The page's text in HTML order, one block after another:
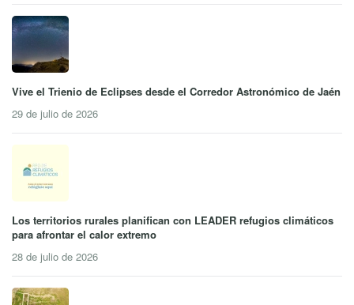
Vive el Trienio de Eclipses desde el Corredor Astronómico de Jaén
29 de julio de 2026
Los territorios rurales planifican con LEADER refugios climáticos
para afrontar el calor extremo
28 de julio de 2026